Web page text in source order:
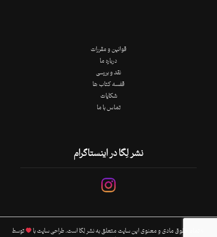
قوانین و مقررات
درباره ما
نقد و بررسی
قفسه کتاب ها
شکایات
تماس با ما
نشر لِگا در اینستاگرام
© تمام حقوق مادی و معنوی این سایت متعلق به نشر لِگا است. طراحی سایت با
توسط